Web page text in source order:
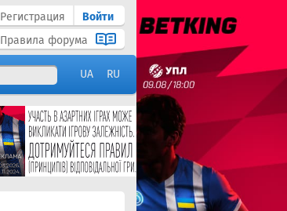
Регистрация
Войти
Правила форума
UA RU